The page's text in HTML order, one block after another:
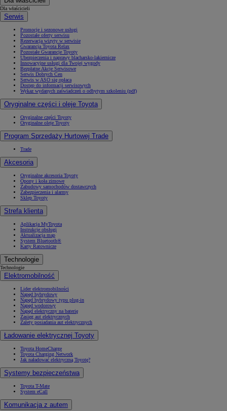
Dla właścicieli
Serwis
Promocje i sezonowe usługi
Pozostałe oferty serwisu
Rezerwacja wizyty w serwisie
Gwarancja Toyota Relax
Pozostałe Gwarancje Toyoty
Ubezpieczenia i naprawy blacharsko-lakiernicze
Innowacyjne usługi dla Twojej wygody
Bezpłatne Akcje Serwisowe
Serwis Dobrych Cen
Serwis w ASO się opłaca
Dostęp do informacji serwisowych
Wykaz wydanych zaświadczeń o odbytym szkoleniu (pdf)
Oryginalne części i oleje Toyota
Oryginalne części Toyoty
Oryginalne oleje Toyoty
Program Sprzedaży Hurtowej Trade
Trade
Akcesoria
Oryginalne akcesoria Toyoty
Opony i koła zimowe
Zabudowy samochodów dostawczych
Zabezpieczenia i alarmy
Sklep Toyoty
Strefa klienta
Aplikacja MyToyota
Instrukcje obsługi
Aktualizacja map
System Bluetooth®
Karty Ratownicze
Technologie
Technologie
Elektromobilność
Lider elektromobilności
Napęd hybrydowy
Napęd hybrydowy typu plug-in
Napęd wodorowy
Napęd elektryczny na baterię
Zasięg aut elektrycznych
Zalety posiadania aut elektrycznych
Ładowanie elektrycznej Toyoty
Toyota HomeCharge
Toyota Charging Network
Jak naładować elektryczną Toyotę?
Systemy bezpieczeństwa
Toyota T-Mate
System eCall
Komunikacja z autem